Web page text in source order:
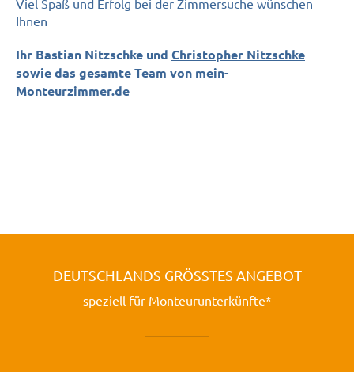
Ihnen
Ihr Bastian Nitzschke und Christopher Nitzschke
sowie das gesamte Team von mein-
Monteurzimmer.de
DEUTSCHLANDS GRÖSSTES ANGEBOT
speziell für Monteurunterkünfte*